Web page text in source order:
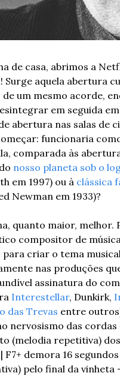
de casa, abrimos a
Surge aquela abertura
um mesmo acorde,
em seguida
abertura nas salas de
funcionaria
comparada às
nosso planeta sob o
em 1997) ou à clássica
Newman em 1933)?
quanto maior, melhor.
compositor de
para criar o tema
nas produções
Interestellar, Dunkirk,
das Trevas entre
nervosismo das
(melodia repetitiva)
| F7+ demora 16
pelo final da